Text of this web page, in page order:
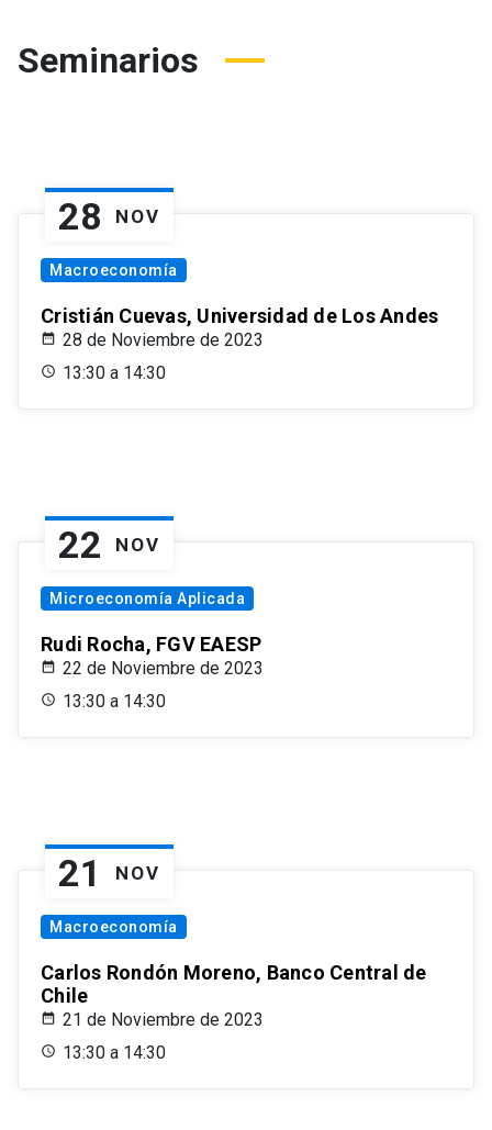
Seminarios
28 NOV
Macroeconomía
Cristián Cuevas, Universidad de Los Andes
28 de Noviembre de 2023
13:30 a 14:30
22 NOV
Microeconomía Aplicada
Rudi Rocha, FGV EAESP
22 de Noviembre de 2023
13:30 a 14:30
21 NOV
Macroeconomía
Carlos Rondón Moreno, Banco Central de
Chile
21 de Noviembre de 2023
13:30 a 14:30